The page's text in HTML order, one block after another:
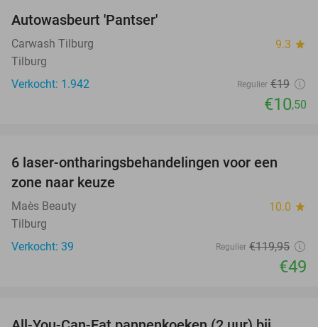
Autowasbeurt 'Pantser'
Carwash Tilburg 9.3 star
Tilburg
Verkocht: 1.942
Regulier €19
€10,50
59%
6 laser-ontharingsbehandelingen voor een
zone naar keuze
Maès Beauty 10.0 star
Tilburg
Verkocht: 39
Regulier €119,95
€49